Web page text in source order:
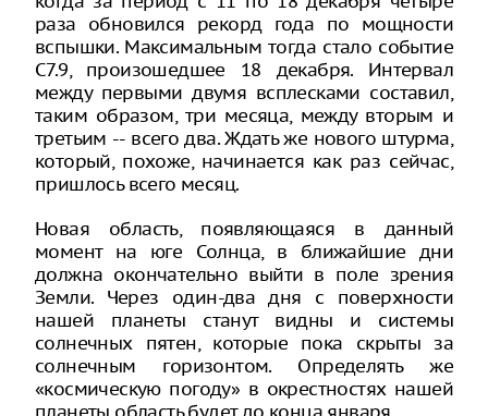
раза обновился рекорд года по мощности
вспышки. Максимальным тогда стало событие
С7.9, произошедшее 18 декабря. Интервал
между первыми двумя всплесками составил,
таким образом, три месяца, между вторым и
третьим -- всего два. Ждать же нового штурма,
который, похоже, начинается как раз сейчас,
пришлось всего месяц.
Новая область, появляющаяся в данный
момент на юге Солнца, в ближайшие дни
должна окончательно выйти в поле зрения
Земли. Через один-два дня с поверхности
нашей планеты станут видны и системы
солнечных пятен, которые пока скрыты за
солнечным горизонтом. Определять же
«космическую погоду» в окрестностях нашей